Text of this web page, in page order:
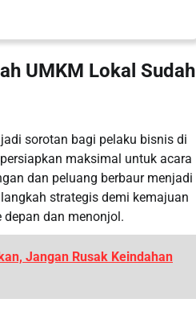
UMKM Lokal Sudah
sorotan bagi pelaku bisnis di
maksimal untuk acara
dan peluang berbaur menjadi
strategis demi kemajuan
dan menonjol.
Jangan Rusak Keindahan